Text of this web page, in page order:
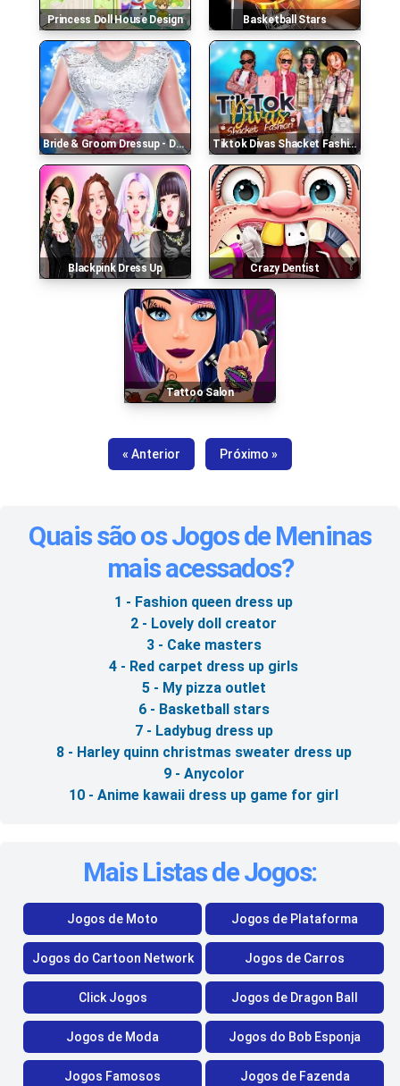
Princess Doll House Design Basketball Stars
Bride & Groom Dressup - Dream Wedding Game Online Tiktok Divas Shacket Fashion
Blackpink Dress Up Crazy Dentist
Tattoo Salon
« Anterior Próximo »
Quais são os Jogos de Meninas
mais acessados?
1 - Fashion queen dress up
2 - Lovely doll creator
3 - Cake masters
4 - Red carpet dress up girls
5 - My pizza outlet
6 - Basketball stars
7 - Ladybug dress up
8 - Harley quinn christmas sweater dress up
9 - Anycolor
10 - Anime kawaii dress up game for girl
Mais Listas de Jogos:
Jogos de Moto Jogos de Plataforma
Jogos do Cartoon Network Jogos de Carros
Click Jogos Jogos de Dragon Ball
Jogos de Moda Jogos do Bob Esponja
Jogos Famosos Jogos de Fazenda